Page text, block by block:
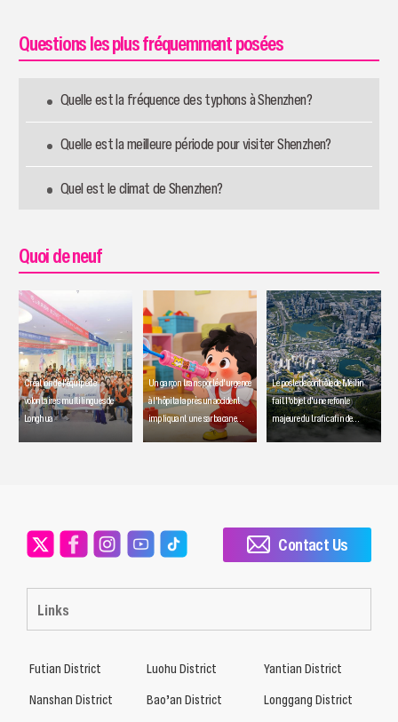
Questions les plus fréquemment posées
Quelle est la fréquence des typhons à Shenzhen?
Quelle est la meilleure période pour visiter Shenzhen?
Quel est le climat de Shenzhen?
Quoi de neuf
Création de l'équipe de
volontaires multilingues de
Longhua
Un garçon transporté d'urgence
à l'hôpital après un accident
impliquant une sarbacane
artisanale
Le poste de contrôle de Meilin
fait l'objet d'une refonte
majeure du trafic afin de
fluidifier les déplacements
Links
Contact Us
Futian District Luohu District
Yantian District
Nanshan District
Bao’an District
Longgang District